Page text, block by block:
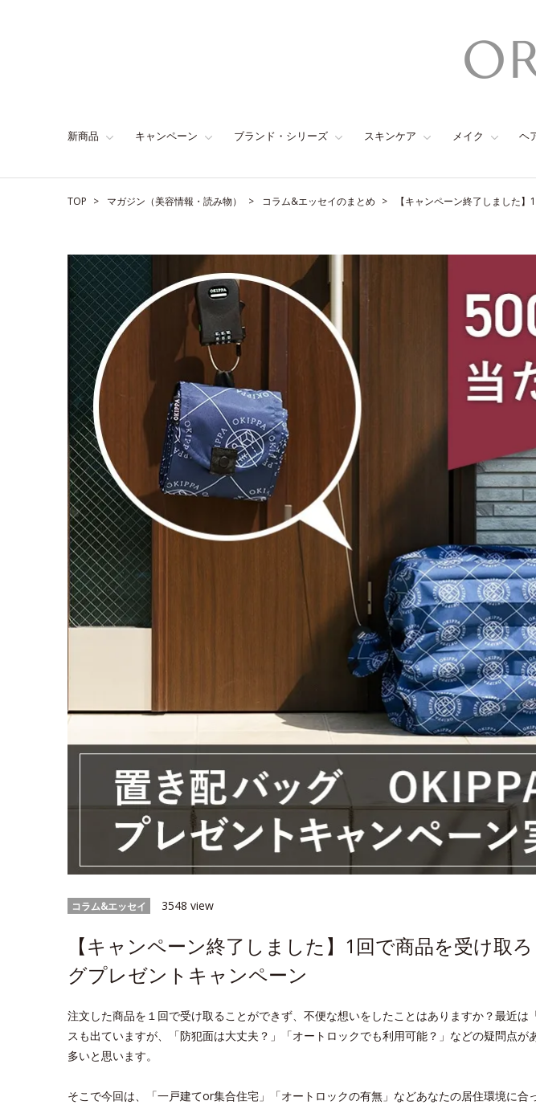
新商品 キャンペーン ブランド・シリーズ スキンケア メイク ヘ
TOP マガジン（美容情報・読み物） コラム&エッセイのまとめ 【キャンペーン終了しました
コラム&エッセイ 3548 view
【キャンペーン終了しました】1回で商品を受け取
グプレゼントキャンペーン
注文した商品を１回で受け取ることができず、不便な想いをしたことはありますか？最近は
スも出ていますが、「防犯面は大丈夫？」「オートロックでも利用可能？」などの疑問点が
多いと思います。
そこで今回は、「一戸建てor集合住宅」「オートロックの有無」などあなたの居住環境に合